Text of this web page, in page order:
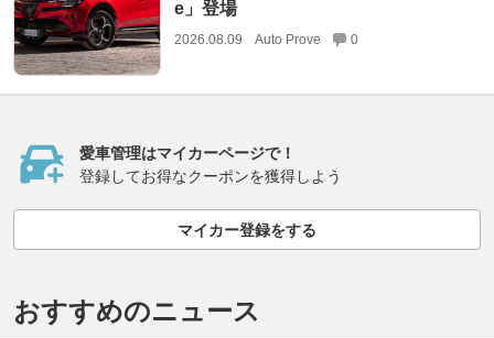
e」登場
2026.08.09 Auto Prove 0
愛車管理はマイカーページで！
登録してお得なクーポンを獲得しよう
マイカー登録をする
おすすめのニュース